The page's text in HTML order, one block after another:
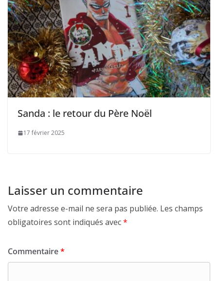
Sanda : le retour du Père Noël
17 février 2025
Laisser un commentaire
Votre adresse e-mail ne sera pas publiée. Les champs
obligatoires sont indiqués avec*
Commentaire*